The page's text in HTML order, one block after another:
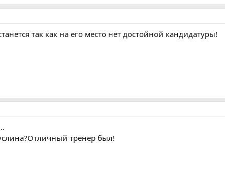
так как на его место нет достойной кандидатуры!
тренер был!